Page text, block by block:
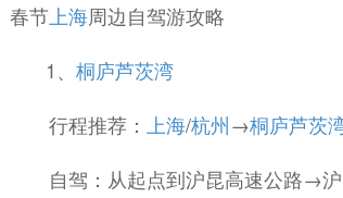
春节 上海周边自驾游攻略
1、 桐庐芦茨湾
行程推荐：
上海/杭州→桐庐芦茨
自驾：从起点到沪昆高速公路→沪